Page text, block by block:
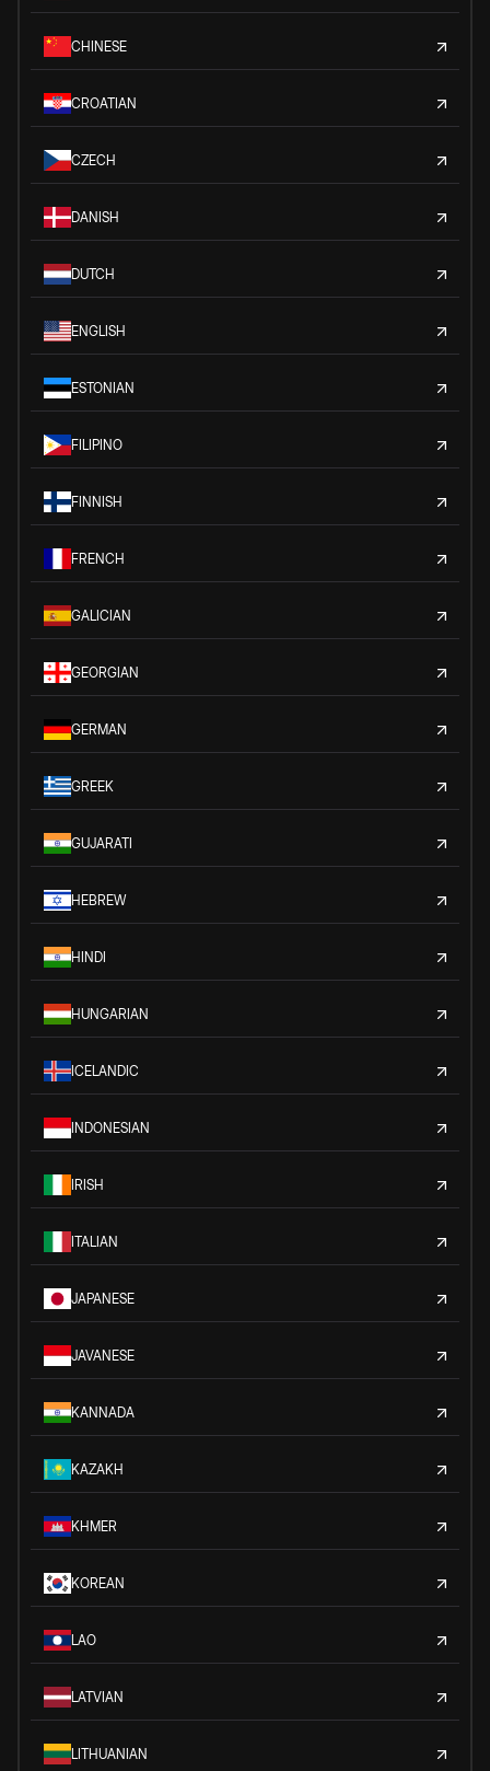
CHINESE
CROATIAN
CZECH
DANISH
DUTCH
ENGLISH
ESTONIAN
FILIPINO
FINNISH
FRENCH
GALICIAN
GEORGIAN
GERMAN
GREEK
GUJARATI
HEBREW
HINDI
HUNGARIAN
ICELANDIC
INDONESIAN
IRISH
ITALIAN
JAPANESE
JAVANESE
KANNADA
KAZAKH
KHMER
KOREAN
LAO
LATVIAN
LITHUANIAN